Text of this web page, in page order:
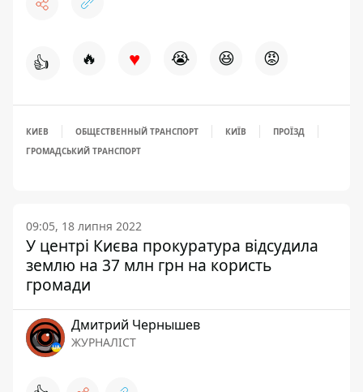
👍 🔥 ♥ 😭 😆 😡
КИЕВ ОБЩЕСТВЕННЫЙ ТРАНСПОРТ КИЇВ
ПРОЇЗД
ГРОМАДСЬКИЙ ТРАНСПОРТ
09:05, 18 липня 2022
У центрі Києва прокуратура відсудила
землю на 37 млн грн на користь
громади
Дмитрий Чернышев
ЖУРНАЛІСТ